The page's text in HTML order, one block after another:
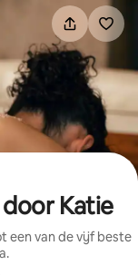
Katie
een van de vijf beste